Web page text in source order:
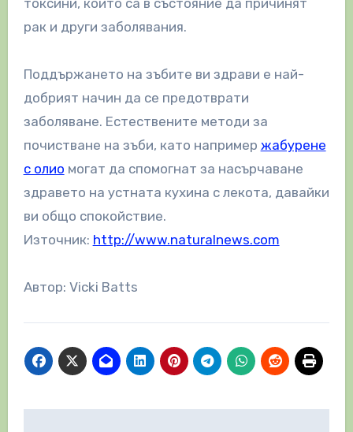
рак и други заболявания.
Поддържането на зъбите ви здрави е най-
добрият начин да се предотврати
заболяване. Естествените методи за
почистване на зъби, като например жабурене
с олио могат да спомогнат за насърчаване
здравето на устната кухина с лекота, давайки
ви общо спокойствие.
Източник: http://www.naturalnews.com
Автор: Vicki Batts